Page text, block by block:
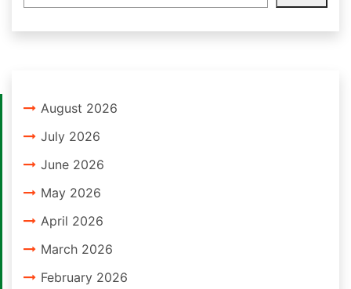
August 2026
July 2026
June 2026
May 2026
April 2026
March 2026
February 2026